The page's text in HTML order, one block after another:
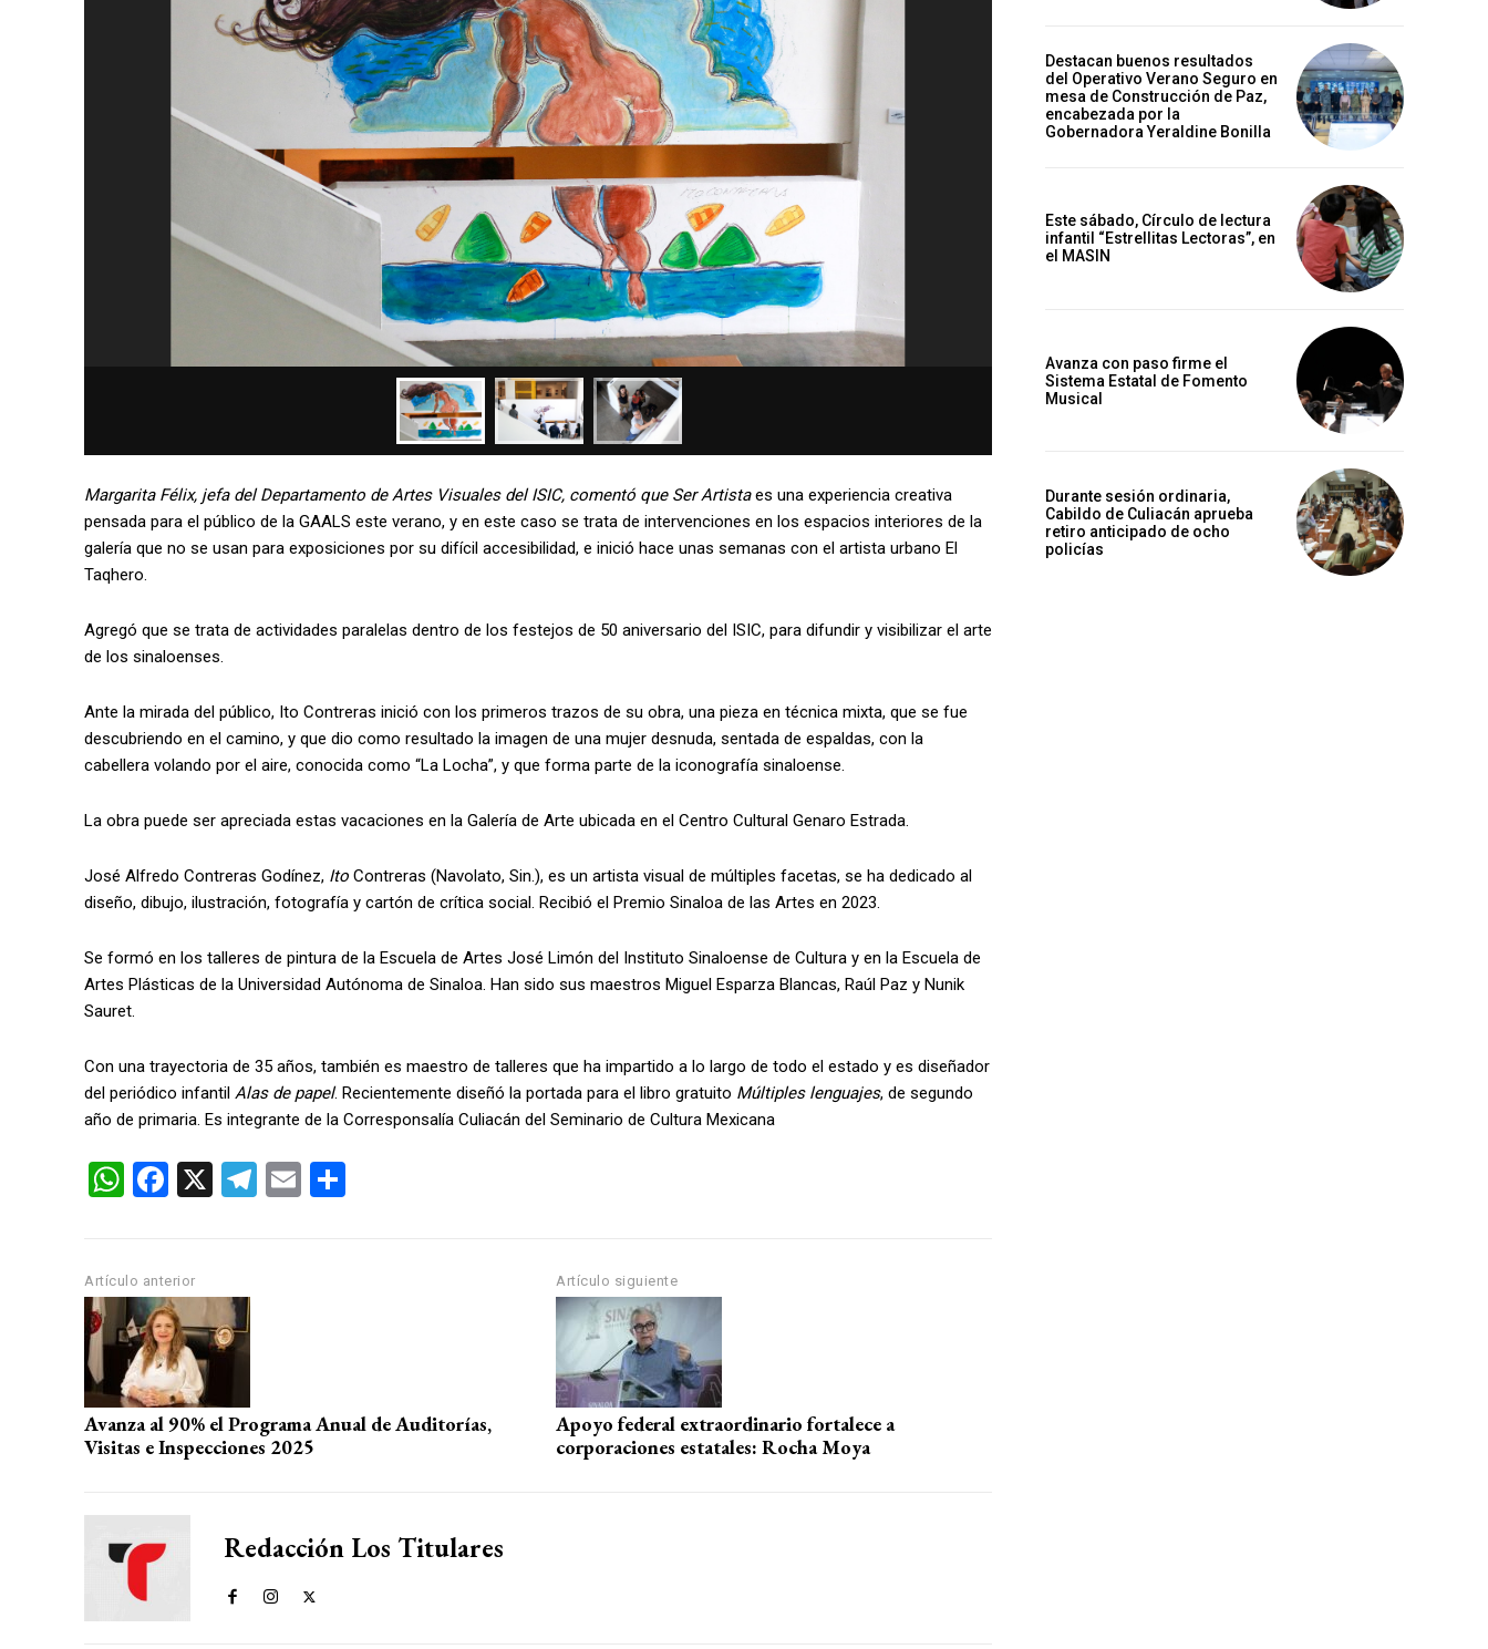
Margarita Félix, jefa del Departamento de Artes Visuales del ISIC, comentó que Ser Artistaes una experiencia creativa
pensada para el público de la GAALS este verano, y en este caso se trata de intervenciones en los espacios interiores de la
galería que no se usan para exposiciones por su difícil accesibilidad, e inició hace unas semanas con el artista urbano El
Taqhero.
Agregó que se trata de actividades paralelas dentro de los festejos de 50 aniversario del ISIC, para difundir y visibilizar el arte
de los sinaloenses.
Ante la mirada del público, Ito Contreras inició con los primeros trazos de su obra, una pieza en técnica mixta, que se fue
descubriendo en el camino, y que dio como resultado la imagen de una mujer desnuda, sentada de espaldas, con la
cabellera volando por el aire, conocida como “La Locha”, y que forma parte de la iconografía sinaloense.
La obra puede ser apreciada estas vacaciones en la Galería de Arte ubicada en el Centro Cultural Genaro Estrada.
José Alfredo Contreras Godínez, Ito Contreras (Navolato, Sin.), es un artista visual de múltiples facetas, se ha dedicado al
diseño, dibujo, ilustración, fotografía y cartón de crítica social. Recibió el Premio Sinaloa de las Artes en 2023.
Se formó en los talleres de pintura de la Escuela de Artes José Limón del Instituto Sinaloense de Cultura y en la Escuela de
Artes Plásticas de la Universidad Autónoma de Sinaloa. Han sido sus maestros Miguel Esparza Blancas, Raúl Paz y Nunik
Sauret.
Con una trayectoria de 35 años, también es maestro de talleres que ha impartido a lo largo de todo el estado y es diseñador
del periódico infantil Alas de papel. Recientemente diseñó la portada para el libro gratuito Múltiples lenguajes, de segundo
año de primaria. Es integrante de la Corresponsalía Culiacán del Seminario de Cultura Mexicana
W
s
A
p
p
F
b
o
o
k
X
T
E
Artículo anterior
Avanza al 90% el Programa Anual de Auditorías,
Visitas e Inspecciones 2025
Artículo siguiente
Apoyo federal extraordinario fortalece a
corporaciones estatales: Rocha Moya
Redacción Los Titulares
Destacan buenos resultados
del Operativo Verano Seguro en
mesa de Construcción de Paz,
encabezada por la
Gobernadora Yeraldine Bonilla
Este sábado, Círculo de lectura
infantil “Estrellitas Lectoras”, en
el MASIN
Avanza con paso firme el
Sistema Estatal de Fomento
Musical
Durante sesión ordinaria,
Cabildo de Culiacán aprueba
retiro anticipado de ocho
policías